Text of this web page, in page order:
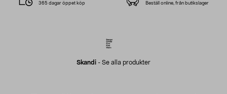
Skandi - Se alla produkter
365 dagar öppet köp Beställ online, från butikslager